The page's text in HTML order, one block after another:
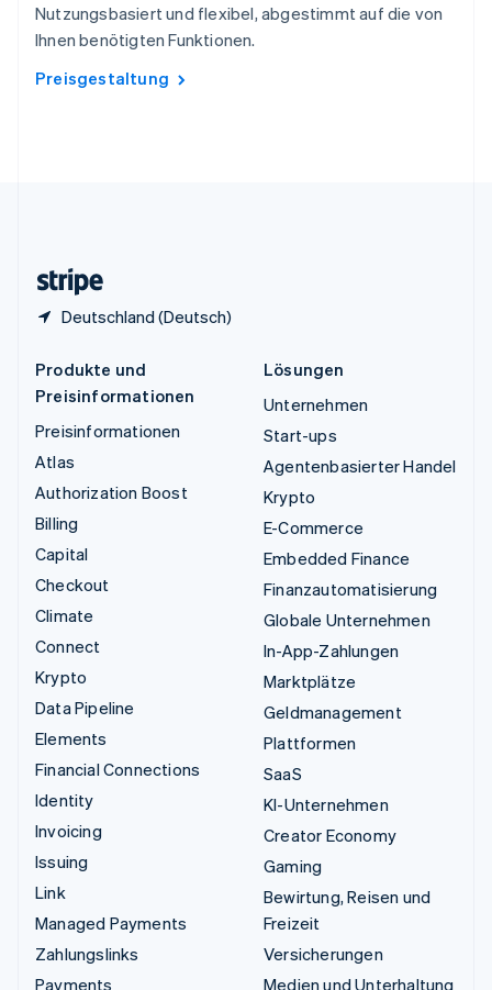
Nutzungsbasiert und flexibel, abgestimmt auf die von
Ihnen benötigten Funktionen.
Preisgestaltung
Deutschland (Deutsch)
Tschechische Republik
English
English
Produkte und
Preisinformationen
Preisinformationen
Atlas
Authorization Boost
Billing
Capital
Checkout
Climate
Connect
Krypto
Data Pipeline
Elements
Financial Connections
Identity
Invoicing
Issuing
Link
Managed Payments
Zahlungslinks
Payments
Lösungen
Unternehmen
Start-ups
Agentenbasierter Handel
Krypto
E-Commerce
Embedded Finance
Finanzautomatisierung
Globale Unternehmen
In-App-Zahlungen
Marktplätze
Geldmanagement
Plattformen
SaaS
KI-Unternehmen
Creator Economy
Gaming
Bewirtung, Reisen und
Freizeit
Versicherungen
Medien und Unterhaltung